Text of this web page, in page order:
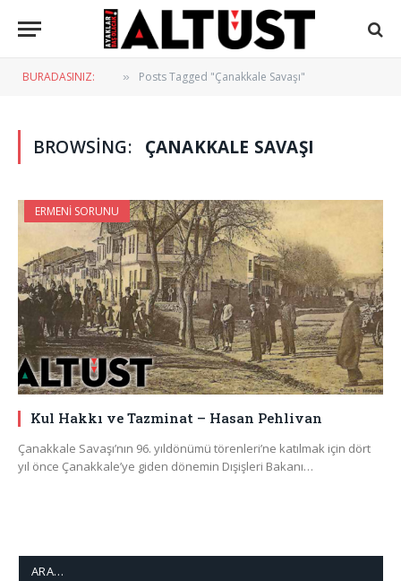
BURADASINIZ: » Posts Tagged "Çanakkale Savaşı"
BROWSING: ÇANAKKALE SAVAŞI
ERMENI SORUNU
Kul Hakkı ve Tazminat – Hasan Pehlivan
Çanakkale Savaşı’nın 96. yıldönümü törenleri’ne katılmak için dört
yıl önce Çanakkale’ye giden dönemin Dışişleri Bakanı…
ARA…